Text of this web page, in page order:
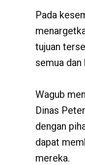
Pada
tujuan
semua
Wagub
Dinas
dengan
dapat
mereka.